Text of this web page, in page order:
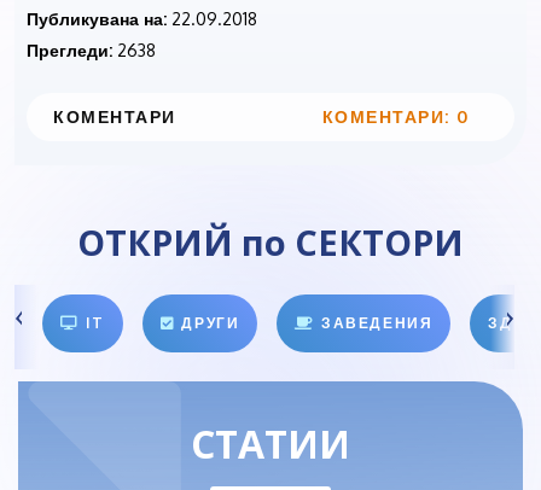
Публикувана на: 22.09.2018
Прегледи: 2638
КОМЕНТАРИ: 0
КОМЕНТАРИ
ОТКРИЙ по СЕКТОРИ
IT ДРУГИ ЗАВЕДЕНИЯ
СТАТИИ